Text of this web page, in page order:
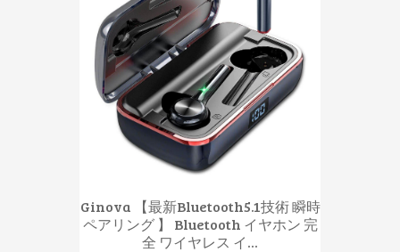
Ginova 【最新Bluetooth5.1技術 瞬時
ペアリング 】 Bluetooth イヤホン 完
全 ワイヤレス イ...